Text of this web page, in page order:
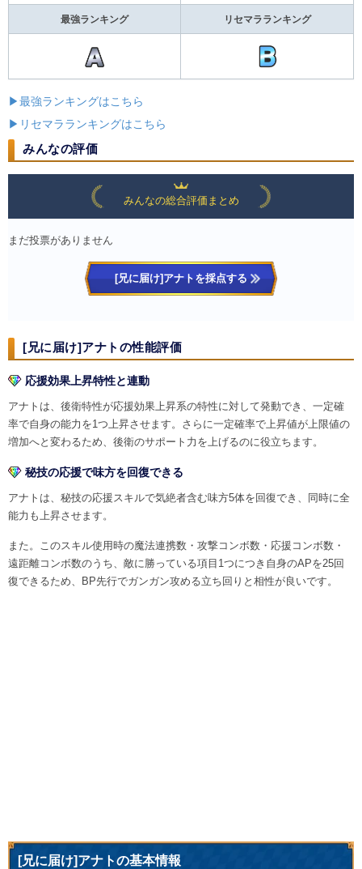
最強ランキング リセマラランキング
▶最強ランキングはこちら
▶リセマラランキングはこちら
みんなの評価
みんなの総合評価まとめ
まだ投票がありません
[兄に届け]アナトを採点する
[兄に届け]アナトの性能評価
応援効果上昇特性と連動
アナトは、後衛特性が応援効果上昇系の特性に対して発動でき、一定確
率で自身の能力を1つ上昇させます。さらに一定確率で上昇値が上限値の
増加へと変わるため、後衛のサポート力を上げるのに役立ちます。
秘技の応援で味方を回復できる
アナトは、秘技の応援スキルで気絶者含む味方5体を回復でき、同時に全
能力も上昇させます。
また。このスキル使用時の魔法連携数・攻撃コンボ数・応援コンボ数・
遠距離コンボ数のうち、敵に勝っている項目1つにつき自身のAPを25回
復できるため、BP先行でガンガン攻める立ち回りと相性が良いです。
[兄に届け]アナトの基本情報